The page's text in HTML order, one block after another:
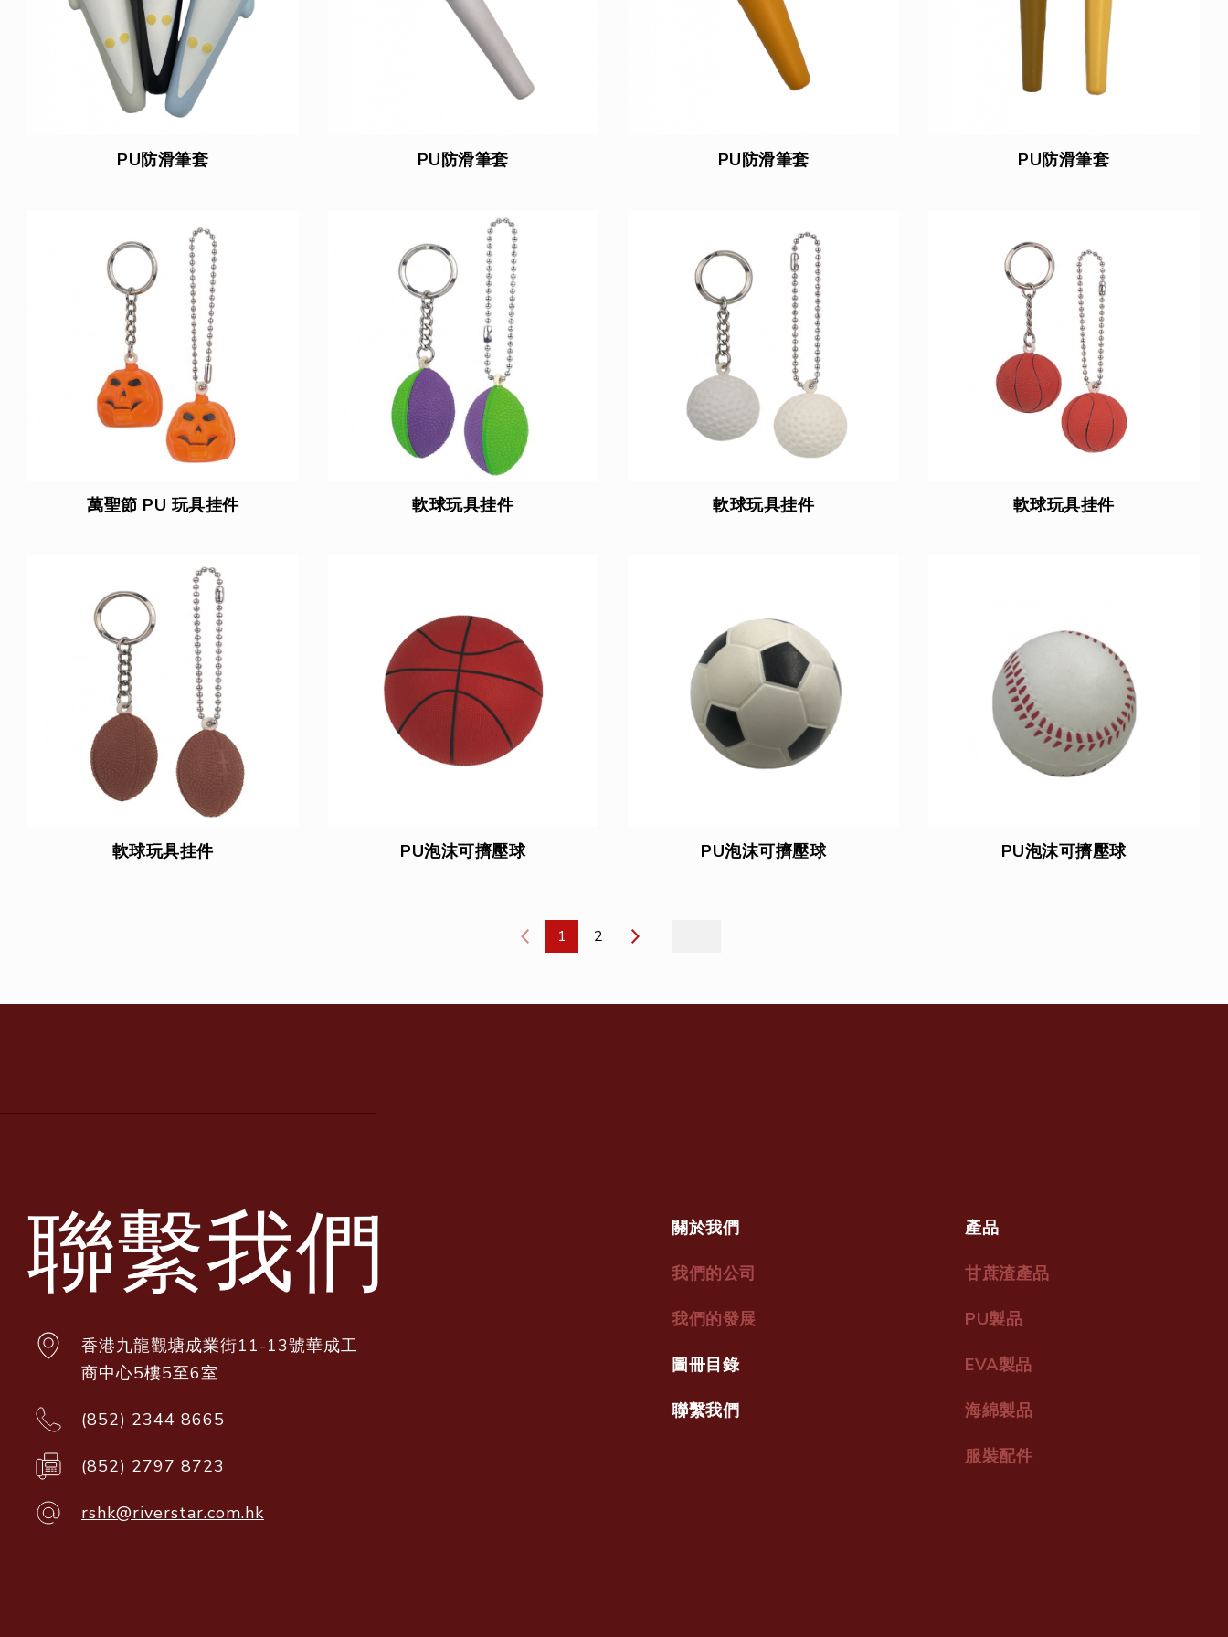
PU防滑筆套 PU防滑筆套 PU防滑筆套 PU防滑筆套
萬聖節 PU 玩具挂件 軟球玩具挂件 軟球玩具挂件 軟球玩具挂件
軟球玩具挂件 PU泡沫可擠壓球 PU泡沫可擠壓球 PU泡沫可擠壓球
1 2
聯繫我們
香港九龍觀塘成業街11-13號華成工
商中心5樓5至6室
(852) 2344 8665
(852) 2797 8723
rshk@riverstar.com.hk
關於我們
我們的公司
我們的發展
圖冊目錄
聯繫我們
產品
甘蔗渣產品
PU製品
EVA製品
海綿製品
服裝配件